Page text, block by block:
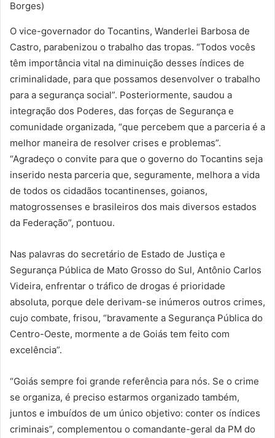
Borges)
O vice-governador do Tocantins, Wanderlei Barbosa de
Castro, parabenizou o trabalho das tropas. “Todos vocês
têm importância vital na diminuição desses índices de
criminalidade, para que possamos desenvolver o trabalho
para a segurança social”. Posteriormente, saudou a
integração dos Poderes, das forças de Segurança e
comunidade organizada, “que percebem que a parceria é a
melhor maneira de resolver crises e problemas”.
“Agradeço o convite para que o governo do Tocantins seja
inserido nesta parceria que, seguramente, melhora a vida
de todos os cidadãos tocantinenses, goianos,
matogrossenses e brasileiros dos mais diversos estados
da Federação”, pontuou.
Nas palavras do secretário de Estado de Justiça e
Segurança Pública de Mato Grosso do Sul, Antônio Carlos
Videira, enfrentar o tráfico de drogas é prioridade
absoluta, porque dele derivam-se inúmeros outros crimes,
cujo combate, frisou, “bravamente a Segurança Pública do
Centro-Oeste, mormente a de Goiás tem feito com
excelência”.
“Goiás sempre foi grande referência para nós. Se o crime
se organiza, é preciso estarmos organizado também,
juntos e imbuídos de um único objetivo: conter os índices
criminais”, complementou o comandante-geral da PM do